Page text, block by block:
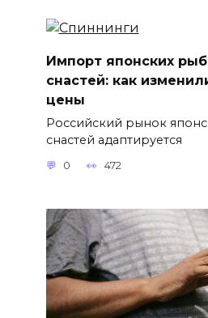
Импорт японских
снастей: как
цены
Российский рынок
снастей адаптируется
0 472